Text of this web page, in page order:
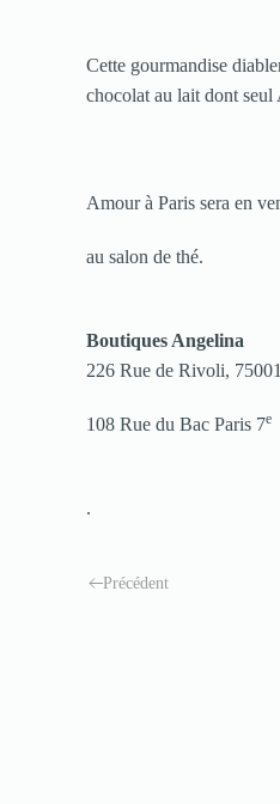
Cette gourmandise
chocolat au lait dont seul
Amour à Paris sera en
au salon de thé.
Boutiques Angelina
226 Rue de Rivoli,
108 Rue du Bac Paris 7e
.
Précédent